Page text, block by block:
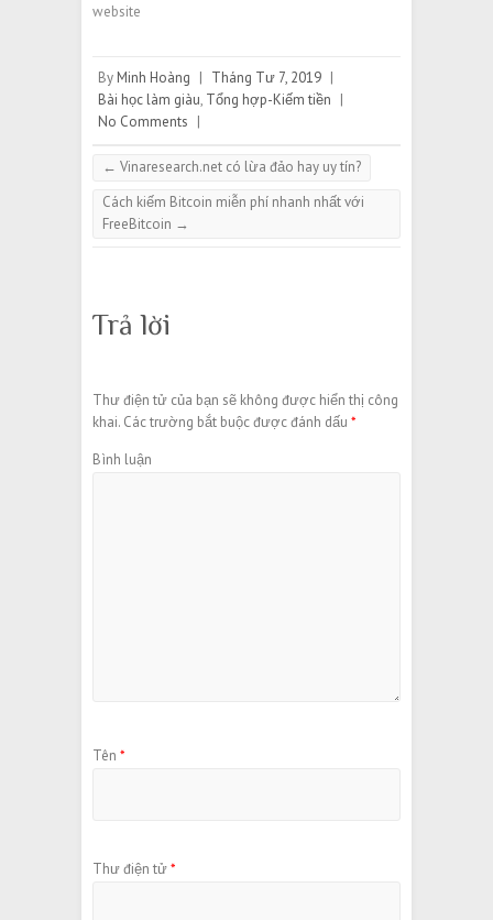
website
By Minh Hoàng | Tháng Tư 7, 2019 |
Bài học làm giàu, Tổng hợp-Kiếm tiền |
No Comments |
← Vinaresearch.net có lừa đảo hay uy tín?
Cách kiếm Bitcoin miễn phí nhanh nhất với
FreeBitcoin →
Trả lời
Thư điện tử của bạn sẽ không được hiển thị công
khai. Các trường bắt buộc được đánh dấu *
Bình luận
Tên *
Thư điện tử*